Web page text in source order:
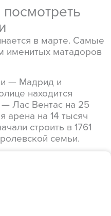
в марте. Самые
именитых матадоров
— Мадрид и
находится
Лас Вентас на 25
арена на 14 тысяч
строить в 1761
семьи.